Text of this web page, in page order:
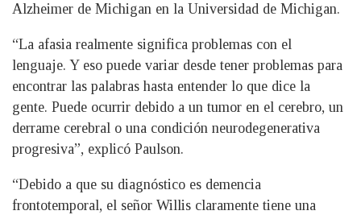
Alzheimer de Michigan en la Universidad de Michigan.
“La afasia realmente significa problemas con el
lenguaje. Y eso puede variar desde tener problemas para
encontrar las palabras hasta entender lo que dice la
gente. Puede ocurrir debido a un tumor en el cerebro, un
derrame cerebral o una condición neurodegenerativa
progresiva”, explicó Paulson.
“Debido a que su diagnóstico es demencia
frontotemporal, el señor Willis claramente tiene una